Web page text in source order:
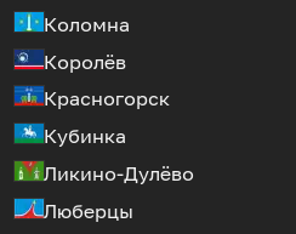
Коломна
Королёв
Красногорск
Кубинка
Ликино-Дулёво
Люберцы